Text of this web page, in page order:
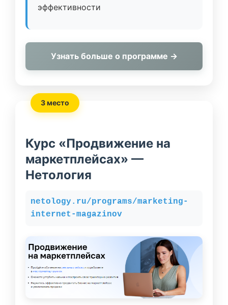
эффективности
Узнать больше о программе →
3 место
Курс «Продвижение на
маркетплейсах» —
Нетология
netology.ru/programs/marketing-
internet-magazinov